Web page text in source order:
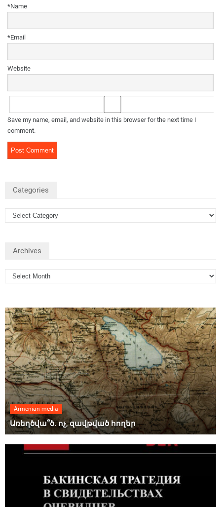
Name
*
Email
*
Website
Save my name, email, and website in this browser for the next time I
comment.
Categories
Archives
Armenian media
Առեղծվա՞ծ. ոչ, զավթված հողեր